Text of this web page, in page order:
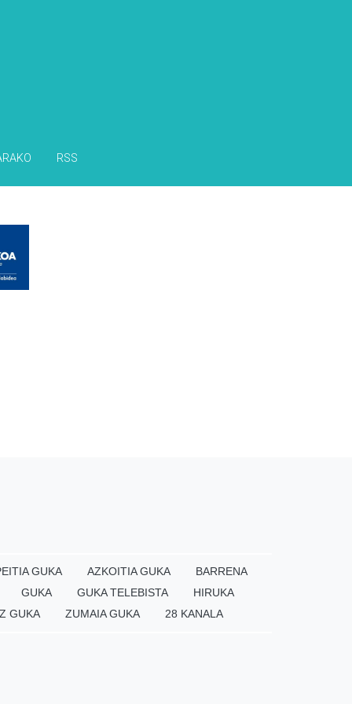
RSS
GUKA AZKOITIA GUKA
BARRENA
GUKA
GUKA TELEBISTA
HIRUKA
GUKA
ZUMAIA GUKA 28 KANALA